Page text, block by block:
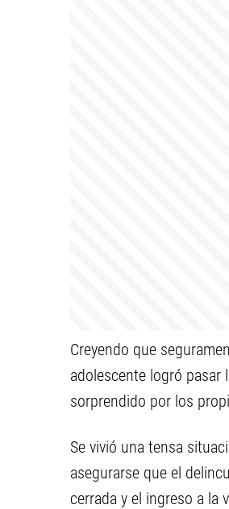
Creyendo que
adolescente logró pasar
sorprendido por los
Se vivió una tensa
asegurarse que el
cerrada y el ingreso a la